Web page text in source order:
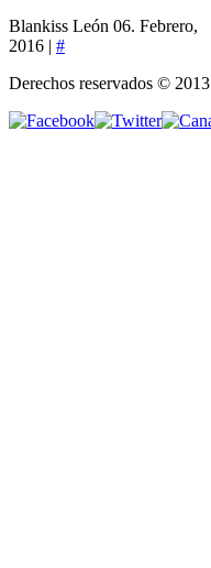
Blankiss León 06. Febrero,
2016 | #
Derechos reservados © 2013